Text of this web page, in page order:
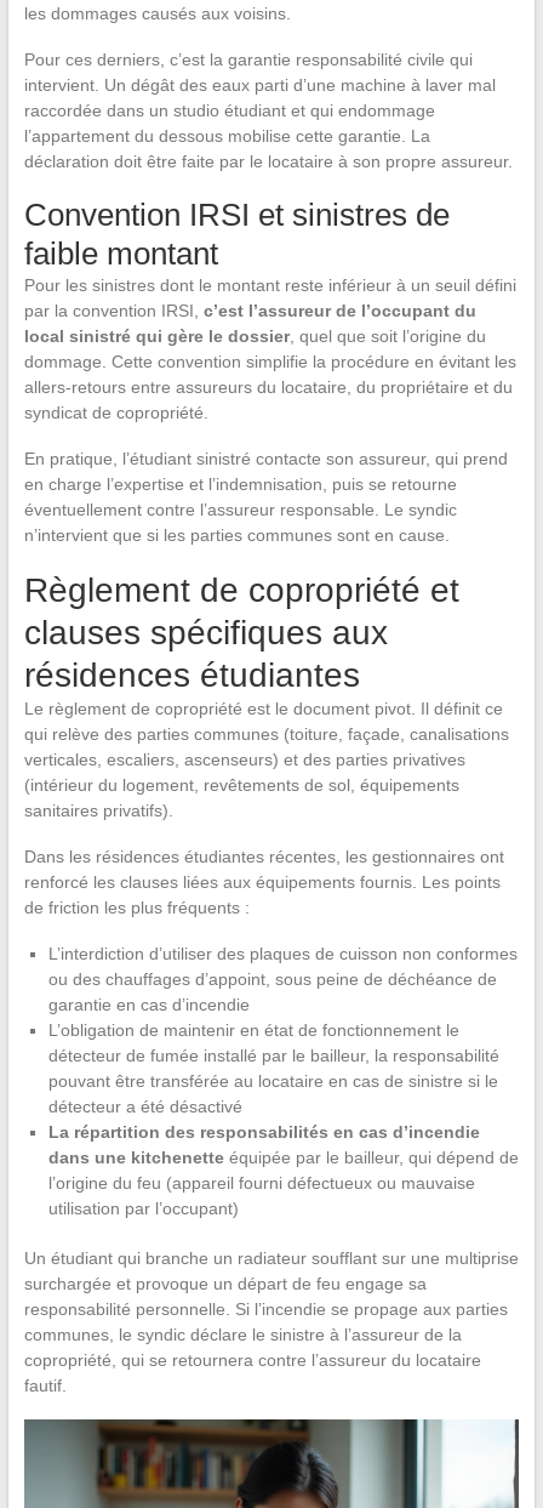
les dommages causés aux voisins.
Pour ces derniers, c’est la garantie responsabilité civile qui
intervient. Un dégât des eaux parti d’une machine à laver mal
raccordée dans un studio étudiant et qui endommage
l’appartement du dessous mobilise cette garantie. La
déclaration doit être faite par le locataire à son propre assureur.
Convention IRSI et sinistres de
faible montant
Pour les sinistres dont le montant reste inférieur à un seuil défini
par la convention IRSI, c’est l’assureur de l’occupant du
local sinistré qui gère le dossier, quel que soit l’origine du
dommage. Cette convention simplifie la procédure en évitant les
allers-retours entre assureurs du locataire, du propriétaire et du
syndicat de copropriété.
En pratique, l’étudiant sinistré contacte son assureur, qui prend
en charge l’expertise et l’indemnisation, puis se retourne
éventuellement contre l’assureur responsable. Le syndic
n’intervient que si les parties communes sont en cause.
Règlement de copropriété et
clauses spécifiques aux
résidences étudiantes
Le règlement de copropriété est le document pivot. Il définit ce
qui relève des parties communes (toiture, façade, canalisations
verticales, escaliers, ascenseurs) et des parties privatives
(intérieur du logement, revêtements de sol, équipements
sanitaires privatifs).
Dans les résidences étudiantes récentes, les gestionnaires ont
renforcé les clauses liées aux équipements fournis. Les points
de friction les plus fréquents :
L’interdiction d’utiliser des plaques de cuisson non conformes
ou des chauffages d’appoint, sous peine de déchéance de
garantie en cas d’incendie
L’obligation de maintenir en état de fonctionnement le
détecteur de fumée installé par le bailleur, la responsabilité
pouvant être transférée au locataire en cas de sinistre si le
détecteur a été désactivé
La répartition des responsabilités en cas d’incendie
dans une kitchenetteéquipée par le bailleur, qui dépend de
l’origine du feu (appareil fourni défectueux ou mauvaise
utilisation par l’occupant)
Un étudiant qui branche un radiateur soufflant sur une multiprise
surchargée et provoque un départ de feu engage sa
responsabilité personnelle. Si l’incendie se propage aux parties
communes, le syndic déclare le sinistre à l’assureur de la
copropriété, qui se retournera contre l’assureur du locataire
fautif.